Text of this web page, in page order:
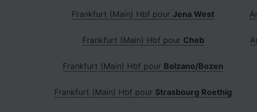
Frankfurt (Main) Hbf pourJena West
Frankfurt (Main) Hbf pour Cheb
Frankfurt (Main) Hbf pour Bolzano/Bozen
Frankfurt (Main) Hbf pour Strasbourg Roethig